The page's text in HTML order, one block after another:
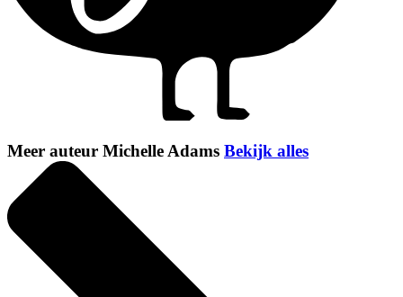
Meer auteur Michelle Adams Bekijk alles